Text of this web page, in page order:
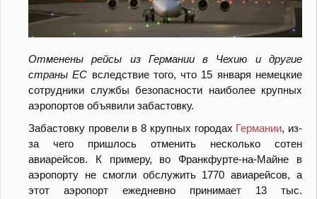
Отменены рейсы из Германии в Чехию и другие
страны ЕС вследствие того, что 15 января немецкие
сотрудники службы безопасности наиболее крупных
аэропортов объявили забастовку.
Забастовку провели в 8 крупных городах Германии, из-
за чего пришлось отменить несколько сотен
авиарейсов. К примеру, во Франкфурте-на-Майне в
аэропорту не смогли обслужить 1770 авиарейсов, а
этот аэропорт ежедневно принимает 13 тыс.